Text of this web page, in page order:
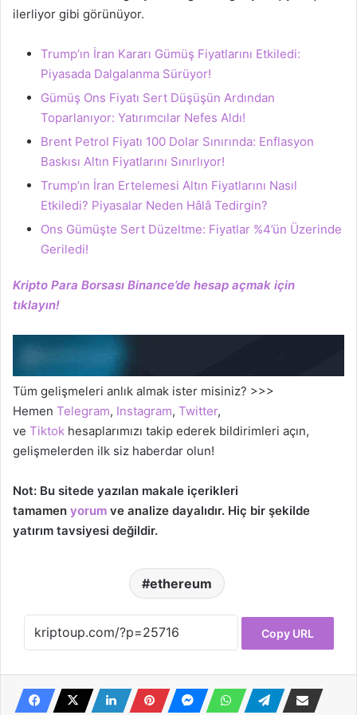
ilerliyor gibi görünüyor.
Trump’ın İran Kararı Gümüş Fiyatlarını Etkiledi:
Piyasada Dalgalanma Sürüyor!
Gümüş Ons Fiyatı Sert Düşüşün Ardından
Toparlanıyor: Yatırımcılar Nefes Aldı!
Brent Petrol Fiyatı 100 Dolar Sınırında: Enflasyon
Baskısı Altın Fiyatlarını Sınırlıyor!
Trump’ın İran Ertelemesi Altın Fiyatlarını Nasıl
Etkiledi? Piyasalar Neden Hâlâ Tedirgin?
Ons Gümüşte Sert Düzeltme: Fiyatlar %4’ün Üzerinde
Geriledi!
Kripto Para Borsası Binance’de hesap açmak için
tıklayın!
Tüm gelişmeleri anlık almak ister misiniz? >>>
Hemen Telegram, Instagram, Twitter,
ve Tiktok hesaplarımızı takip ederek bildirimleri açın,
gelişmelerden ilk siz haberdar olun!
Not: Bu sitede yazılan makale içerikleri
tamamen yorum ve analize dayalıdır. Hiç bir şekilde
yatırım tavsiyesi değildir.
ethereum
Copy URL